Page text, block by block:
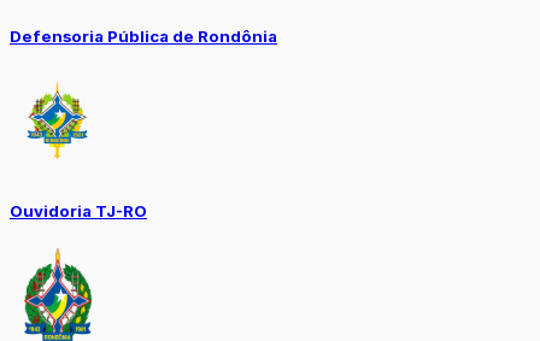
Defensoria Pública de Rondônia
Ouvidoria TJ-RO